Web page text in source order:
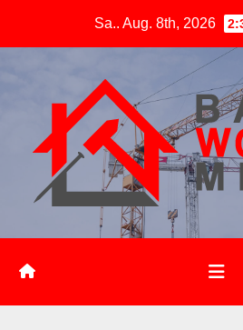
Sa.. Aug. 8th, 2026